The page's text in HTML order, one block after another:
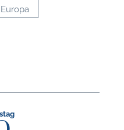
Europa